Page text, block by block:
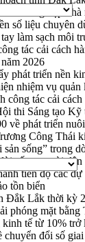
doanh nghiệp nhà
số liệu chuyên
làm sạch môi
tác cải cách
2026
phát triển nền
nhiệm vụ quản
công tác cải
thi Sáng tạo Kỹ
về phát triển
Công Thái
sống” trong
sống người
tiến độ các
tồn biển
Đắk Lắk thời kỳ
phóng mặt
tế từ 10% trở
đổi số